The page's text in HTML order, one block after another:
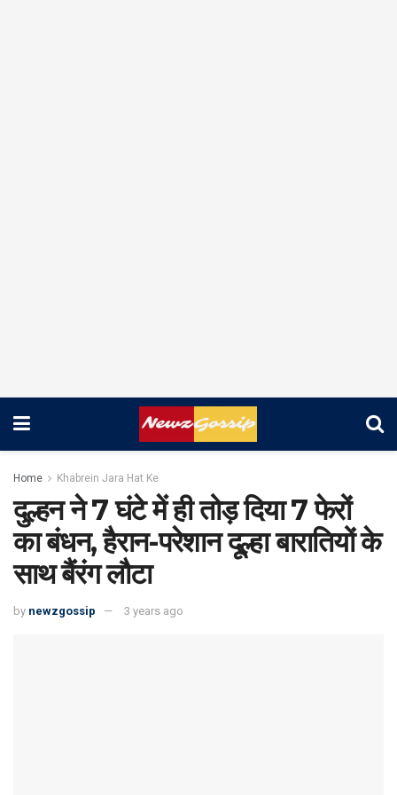
Home Khabrein Jara Hat Ke
दुल्हन ने 7 घंटे में ही तोड़ दिया 7 फेरों
का बंधन, हैरान-परेशान दूल्हा बारातियों के
साथ बैंरंग लौटा
by newzgossip 3 years ago